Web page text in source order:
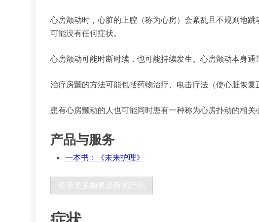
心房颤动时，心脏的上腔（称为心房）会紊乱且不规则地
可能没有任何症状。
心房颤动可能时断时续，也可能持续发生。心房颤动本身
治疗房颤的方法可能包括药物治疗、电击疗法（使心脏恢复
患有心房颤动的人也可能同时患有一种称为心房扑动的相关
产品与服务
一本书：《未来护理》
查看更多梅奥诊所的产品